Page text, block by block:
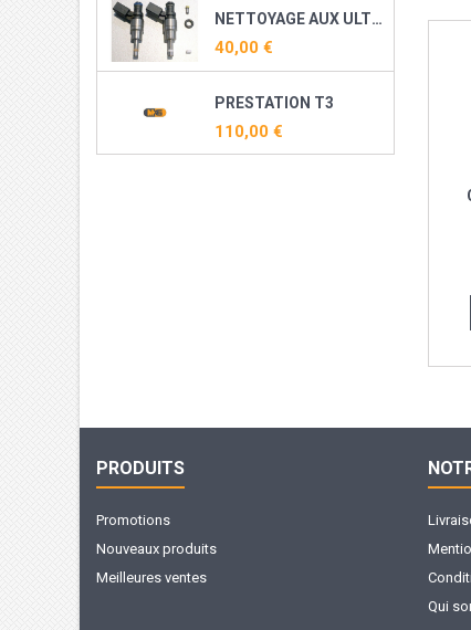
NETTOYAGE AUX ULTRASONS ET RECONDITIONNEMENT DE VOS INJECTEURS DIRECT ESSENCE ( TFSI, TSI, THP, TCE ...)
40,00 €
PRESTATION T3
110,00 €
PRODUITS
Promotions
Nouveaux produits
Meilleures ventes
Qui